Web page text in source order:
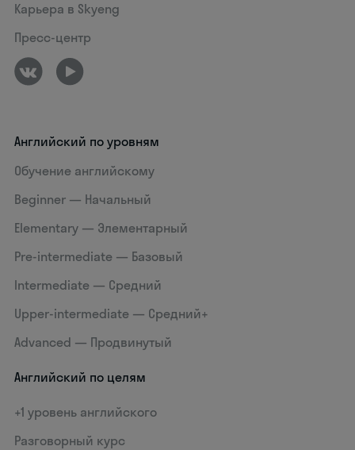
Карьера в Skyeng
Пресс-центр
Английский по уровням
Обучение английскому
Beginner — Начальный
Elementary — Элементарный
Pre-intermediate — Базовый
Intermediate — Средний
Upper-intermediate — Средний+
Advanced — Продвинутый
Английский по целям
+1 уровень английского
Разговорный курс